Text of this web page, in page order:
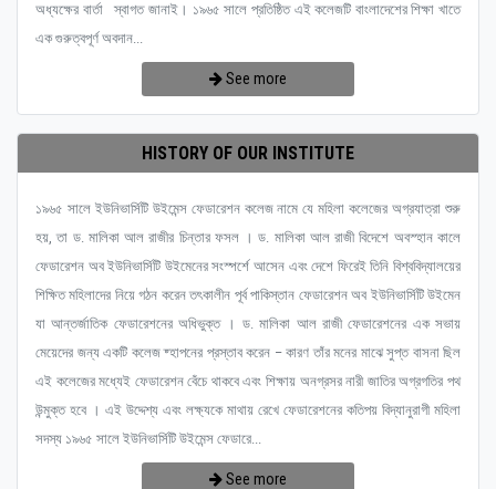
অধ্যক্ষের বার্তা স্বাগত জানাই। ১৯৬৫ সালে প্রতিষ্ঠিত এই কলেজটি বাংলাদেশের শিক্ষা খাতে
এক গুরুত্বপূর্ণ অবদান...
See more
HISTORY OF OUR INSTITUTE
১৯৬৫ সালে ইউনিভার্সিটি উইমেন্স ফেডারেশন কলেজ নামে যে মহিলা কলেজের অগ্রযাত্রা শুরু
হয়, তা ড. মালিকা আল রাজীর চিন্তার ফসল । ড. মালিকা আল রাজী বিদেশে অবস্হান কালে
ফেডারেশন অব ইউনিভার্সিটি উইমেনের সংস্পর্শে আসেন এবং দেশে ফিরেই তিনি বিশ্ববিদ্যালয়ের
শিক্ষিত মহিলাদের নিয়ে গঠন করেন তৎকালীন পূর্ব পাকিস্তান ফেডারেশন অব ইউনিভার্সিটি উইমেন
যা আন্তর্জাতিক ফেডারেশনের অধিভুক্ত । ড. মালিকা আল রাজী ফেডারেশনের এক সভায়
মেয়েদের জন্য একটি কলেজ ষ্হাপনের প্রস্তাব করেন – কারণ তাঁর মনের মাঝে সুপ্ত বাসনা ছিল
এই কলেজের মধ্যেই ফেডারেশন বেঁচে থাকবে এবং শিক্ষায় অনগ্রসর নারী জাতির অগ্রগতির পথ
উন্মুক্ত হবে । এই উদ্দেশ্য এবং লক্ষ্যকে মাথায় রেখে ফেডারেশনের কতিপয় বিদ্যানুরাগী মহিলা
সদস্য ১৯৬৫ সালে ইউনিভার্সিটি উইমেন্স ফেডারে...
See more